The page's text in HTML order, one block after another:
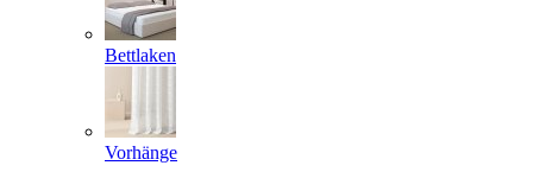
Bettlaken
Vorhänge